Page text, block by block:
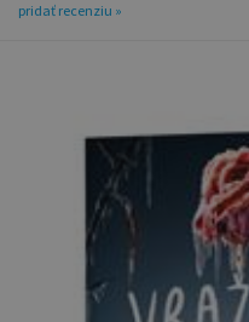
pridať recenziu »